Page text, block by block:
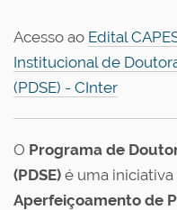
Acesso ao Edital
Institucional de
(PDSE) - CInter
O Programa de
(PDSE) é uma iniciativa
Aperfeiçoamento de